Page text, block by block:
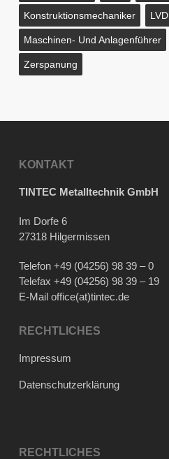
Konstruktionsmechaniker LVD
Maschinen- Und Anlagenführer
Zerspanung
KONTAKT
TINTEC Metalltechnik GmbH
Im Dorfe 6
27318 Hilgermissen
Telefon +49 (04256) 98 39 – 0
Telefax +49 (04256) 98 39 – 19
E-Mail office(at)tintec.de
RECHTLICHES
Impressum
Datenschutzerklärung
RECHTLICHES